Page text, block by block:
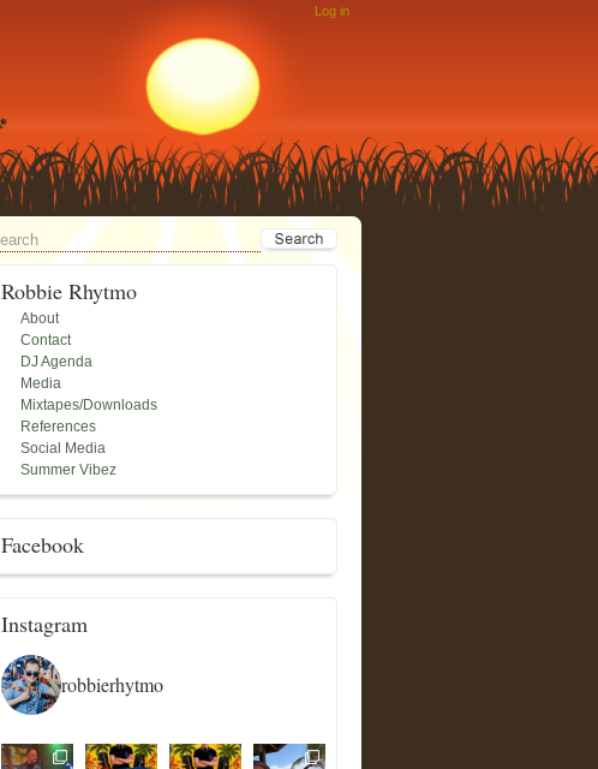
Log in
Robbie Rhytmo
About
Contact
DJ Agenda
Media
Mixtapes/Downloads
References
Social Media
Summer Vibez
Facebook
Instagram
robbierhytmo